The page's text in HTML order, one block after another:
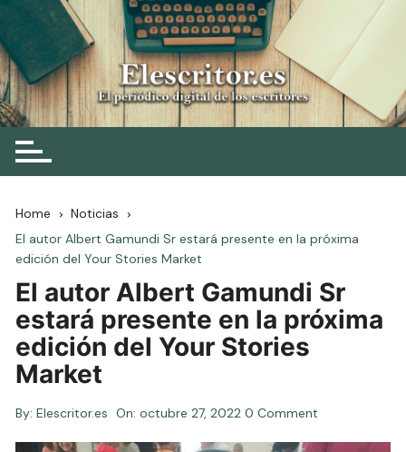
Skip
to
content
Elescritor.es
El periódico digital de los escritores
Home
Noticias
El autor Albert Gamundi Sr estará presente en la próxima
edición del Your Stories Market
El autor Albert Gamundi Sr
estará presente en la próxima
edición del Your Stories
Market
By: Elescritor.es On:octubre 27, 2022 0 Comment